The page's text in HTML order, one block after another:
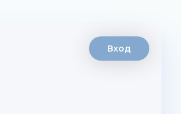
Вход